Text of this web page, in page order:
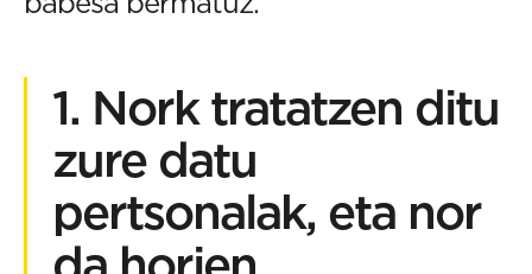
1. Nork tratatzen ditu
zure datu
pertsonalak, eta nor